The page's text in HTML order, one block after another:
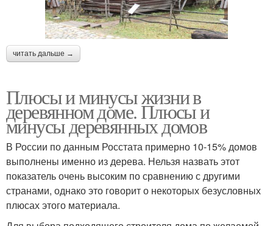
читать дальше →
Плюсы и минусы жизни в
деревянном доме. Плюсы и
минусы деревянных домов
В России по данным Росстата примерно 10-15% домов
выполнены именно из дерева. Нельзя назвать этот
показатель очень высоким по сравнению с другими
странами, однако это говорит о некоторых безусловных
плюсах этого материала.